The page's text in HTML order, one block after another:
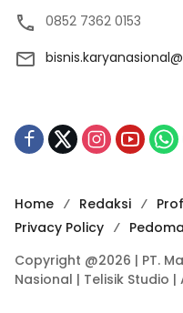
0852 7362 0153
Home Redaksi
Privacy Policy
Copyright @2026 | PT.
Nasional | Telisik Studio